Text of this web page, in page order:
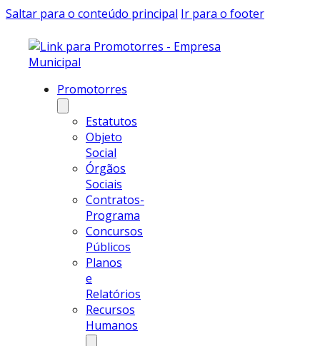
Saltar para o conteúdo principal Ir para o footer
Promotorres
Estatutos
Objeto
Social
Órgãos
Sociais
Contratos-
Programa
Concursos
Públicos
Planos
e
Relatórios
Recursos
Humanos